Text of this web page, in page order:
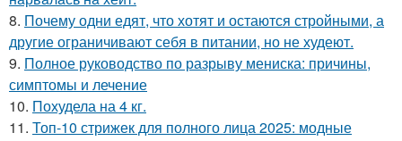
8. Почему одни едят, что хотят и остаются стройными, а
другие ограничивают себя в питании, но не худеют.
9. Полное руководство по разрыву мениска: причины,
симптомы и лечение
10. Похудела на 4 кг.
11. Топ-10 стрижек для полного лица 2025: модные